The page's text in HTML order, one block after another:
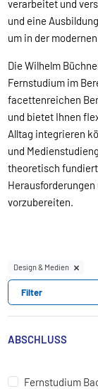
verarbeitet und
und eine
um in der
Die Wilhelm
Fernstudium im
facettenreichen
und bietet Ihnen
Alltag integrieren
und
theoretisch
vorzubereiten.
Design & Medien
Filter
ABSCHLUSS
Fernstudium